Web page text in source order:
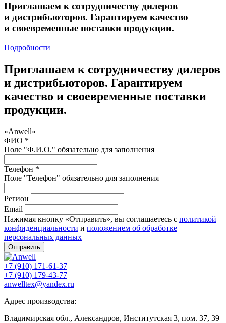
Приглашаем к сотрудничеству дилеров
и дистрибьюторов. Гарантируем качество
и своевременные поставки продукции.
Подробности
Приглашаем к сотрудничеству дилеров
и дистрибьюторов. Гарантируем
качество и своевременные поставки
продукции.
«Anwell»
ФИО *
Поле "Ф.И.О." обязательно для заполнения
Телефон *
Поле "Телефон" обязательно для заполнения
Регион
Email
Нажимая кнопку «Отправить», вы соглашаетесь с политикой
конфиденциальности и положением об обработке
персональных данных
Отправить
+7 (910) 171-61-37
+7 (910) 179-43-77
anwelltex@yandex.ru
Адрес производства:
Владимирская обл., Александров, Институтская 3, пом. 37, 39